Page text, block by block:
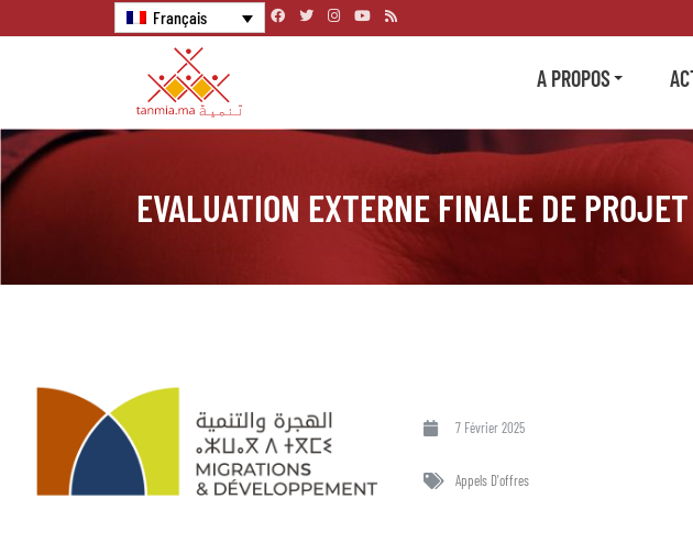
Français
A PROPOS
EVALUATION EXTERNE FINALE DE PROJET
7 Février 2025
Appels D'offres